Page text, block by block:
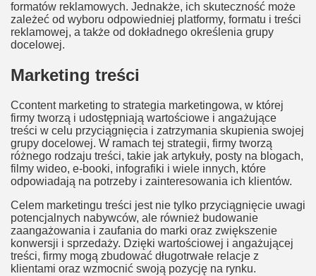
formatów reklamowych. Jednakże, ich skuteczność może
zależeć od wyboru odpowiedniej platformy, formatu i treści
reklamowej, a także od dokładnego określenia grupy
docelowej.
Marketing treści
Ccontent marketing to strategia marketingowa, w której
firmy tworzą i udostępniają wartościowe i angażujące
treści w celu przyciągnięcia i zatrzymania skupienia swojej
grupy docelowej. W ramach tej strategii, firmy tworzą
różnego rodzaju treści, takie jak artykuły, posty na blogach,
filmy wideo, e-booki, infografiki i wiele innych, które
odpowiadają na potrzeby i zainteresowania ich klientów.
Celem marketingu treści jest nie tylko przyciągnięcie uwagi
potencjalnych nabywców, ale również budowanie
zaangażowania i zaufania do marki oraz zwiększenie
konwersji i sprzedaży. Dzięki wartościowej i angażującej
treści, firmy mogą zbudować długotrwałe relacje z
klientami oraz wzmocnić swoją pozycję na rynku.